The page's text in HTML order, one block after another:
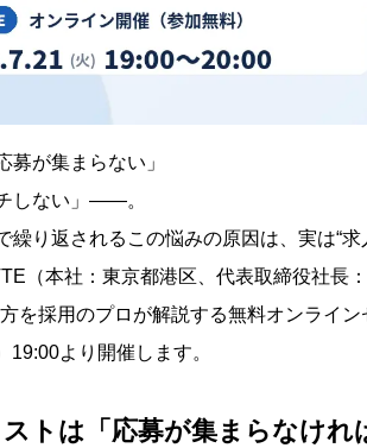
募が集まらない」
しない」——。
繰り返されるこの悩みの原因は、実は“求
（本社：東京都港区、代表取締役社長
を採用のプロが解説する無料オンライン
より開催します。
トは「応募が集まらなけれ